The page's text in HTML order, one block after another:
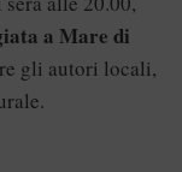
a Mare di
gli autori locali,